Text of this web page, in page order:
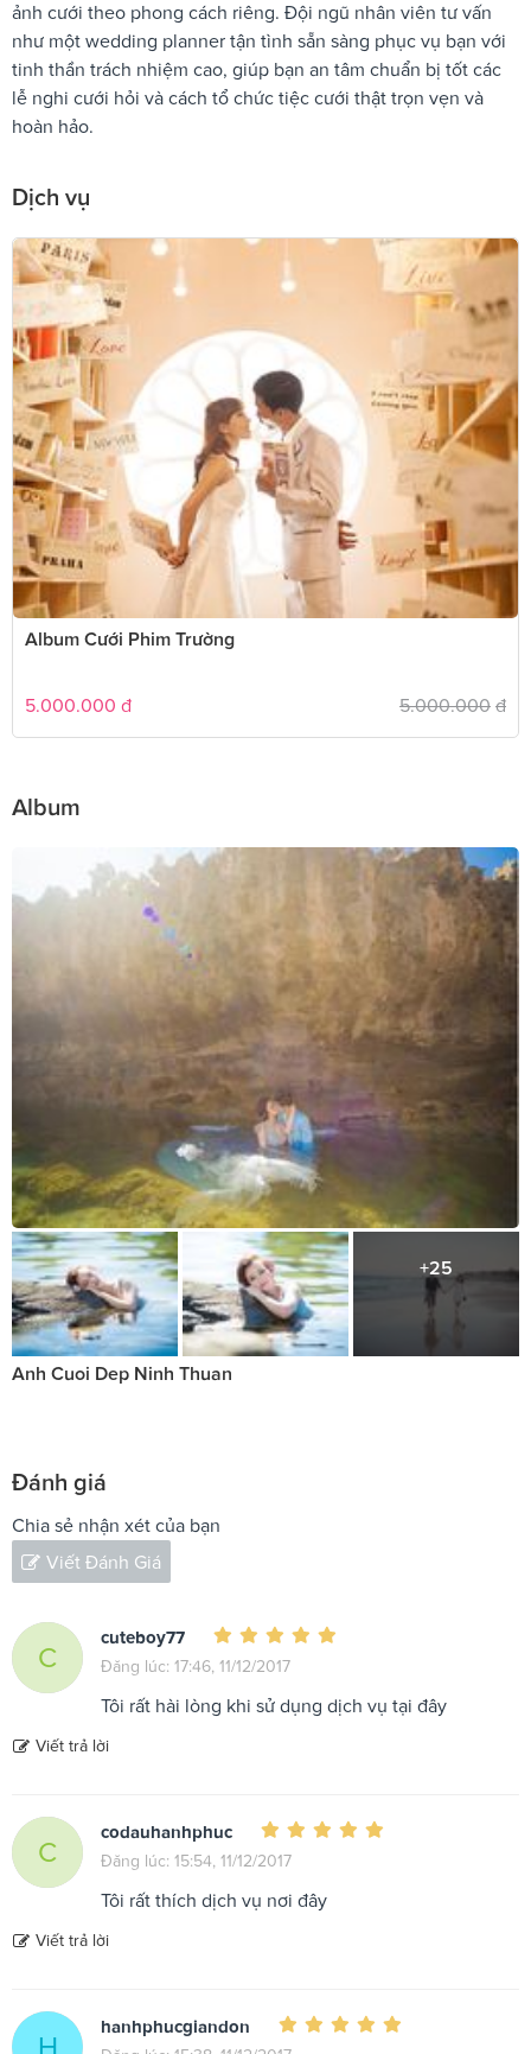
ảnh cưới theo phong cách riêng. Đội ngũ nhân viên tư vấn
như một wedding planner tận tình sẵn sàng phục vụ bạn với
tinh thần trách nhiệm cao, giúp bạn an tâm chuẩn bị tốt các
lễ nghi cưới hỏi và cách tổ chức tiệc cưới thật trọn vẹn và
hoàn hảo.
Dịch vụ
Album Cưới Phim Trường
5.000.000 đ 5.000.000 đ
Album
+25
Anh Cuoi Dep Ninh Thuan
Đánh giá
Chia sẻ nhận xét của bạn
Viết Đánh Giá
C
cuteboy77
Đăng lúc: 17:46, 11/12/2017
Tôi rất hài lòng khi sử dụng dịch vụ tại đây
Viết trả lời
C
codauhanhphuc
Đăng lúc: 15:54, 11/12/2017
Tôi rất thích dịch vụ nơi đây
Viết trả lời
H
hanhphucgiandon